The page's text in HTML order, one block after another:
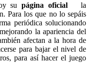
supágina oficial la
Para los que no lo sepáis
periódica solucionando
la apariencia del
afectan a la hora de
para bajar el nivel de
para así hacer el juego